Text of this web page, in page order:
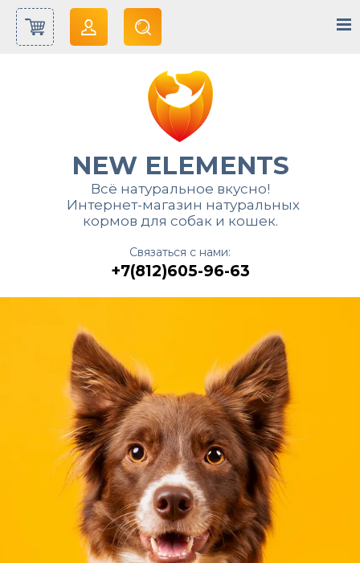
NEW ELEMENTS
Всё натуральное вкусно!
Интернет-магазин натуральных
кормов для собак и кошек.
Связаться с нами:
+7(812)605-96-63